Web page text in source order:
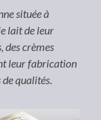
située à
lait de leur
des crèmes
leur fabrication
qualités.